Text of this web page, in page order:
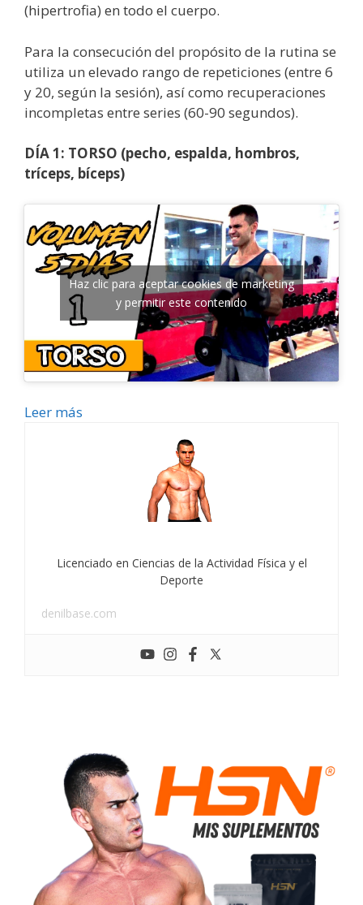
(hipertrofia) en todo el cuerpo.
Para la consecución del propósito de la rutina se
utiliza un elevado rango de repeticiones (entre 6
y 20, según la sesión), así como recuperaciones
incompletas entre series (60-90 segundos).
DÍA 1: TORSO (pecho, espalda, hombros,
tríceps, bíceps)
Haz clic para aceptar cookies de marketing
y permitir este contenido
Leer más
Licenciado en Ciencias de la Actividad Física y el
Deporte
denilbase.com